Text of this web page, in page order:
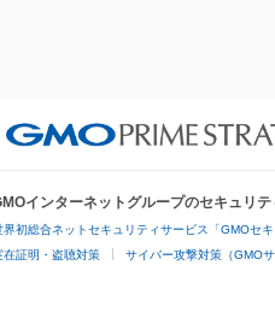
インターネットグループのセキュリ
界初総合ネットセキュリティサービス「GMOセキ
在証明・盗聴対策 サイバー攻撃対策（GMO